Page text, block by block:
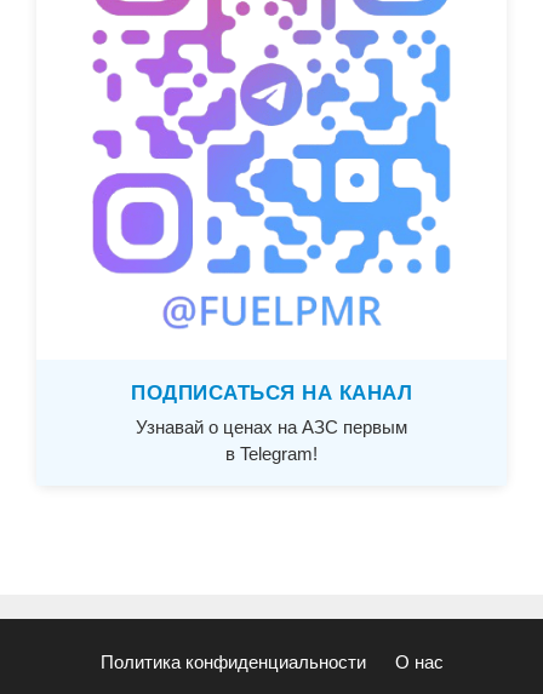
ПОДПИСАТЬСЯ НА КАНАЛ
Узнавай о ценах на АЗС первым
в Telegram!
Политика конфиденциальности О нас